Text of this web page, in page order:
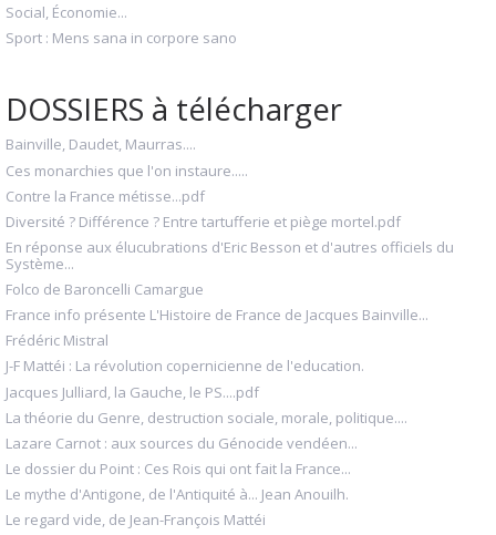
Social, Économie...
Sport : Mens sana in corpore sano
DOSSIERS à télécharger
Bainville, Daudet, Maurras....
Ces monarchies que l'on instaure.....
Contre la France métisse...pdf
Diversité ? Différence ? Entre tartufferie et piège mortel.pdf
En réponse aux élucubrations d'Eric Besson et d'autres officiels du
Système...
Folco de Baroncelli Camargue
France info présente L'Histoire de France de Jacques Bainville...
Frédéric Mistral
J-F Mattéi : La révolution copernicienne de l'education.
Jacques Julliard, la Gauche, le PS....pdf
La théorie du Genre, destruction sociale, morale, politique....
Lazare Carnot : aux sources du Génocide vendéen...
Le dossier du Point : Ces Rois qui ont fait la France...
Le mythe d'Antigone, de l'Antiquité à... Jean Anouilh.
Le regard vide, de Jean-François Mattéi